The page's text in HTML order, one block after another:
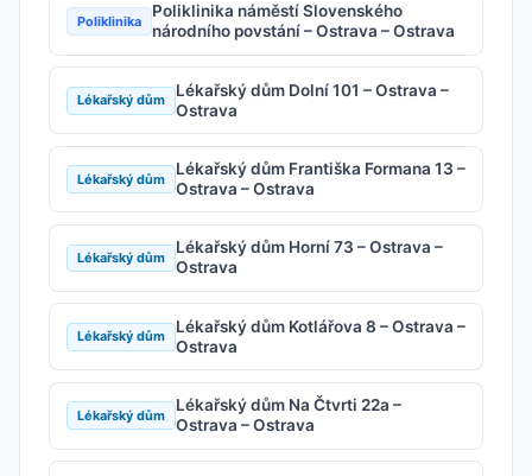
Poliklinika
Poliklinika náměstí Slovenského
národního povstání – Ostrava – Ostrava
Lékařský dům
Lékařský dům Dolní 101 – Ostrava –
Ostrava
Lékařský dům
Lékařský dům Františka Formana 13 –
Ostrava – Ostrava
Lékařský dům
Lékařský dům Horní 73 – Ostrava –
Ostrava
Lékařský dům
Lékařský dům Kotlářova 8 – Ostrava –
Ostrava
Lékařský dům
Lékařský dům Na Čtvrti 22a –
Ostrava – Ostrava